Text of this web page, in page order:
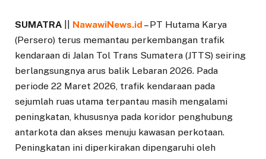
SUMATRA NawawiNews.id – PT Hutama Karya
(Persero) terus memantau perkembangan trafik
kendaraan di Jalan Tol Trans Sumatera (JTTS) seiring
berlangsungnya arus balik Lebaran 2026. Pada
periode 22 Maret 2026, trafik kendaraan pada
sejumlah ruas utama terpantau masih mengalami
peningkatan, khususnya pada koridor penghubung
antarkota dan akses menuju kawasan perkotaan.
Peningkatan ini diperkirakan dipengaruhi oleh